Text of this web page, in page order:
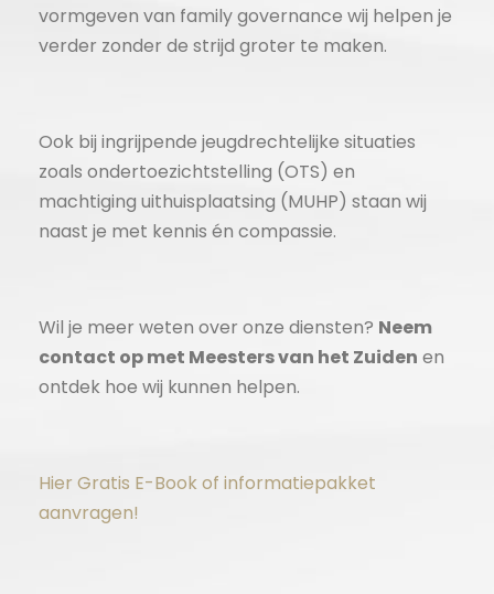
vormgeven van family governance wij helpen je
verder zonder de strijd groter te maken.
Ook bij ingrijpende jeugdrechtelijke situaties
zoals ondertoezichtstelling (OTS) en
machtiging uithuisplaatsing (MUHP) staan wij
naast je met kennis én compassie.
Wil je meer weten over onze diensten? Neem
contact op met Meesters van het Zuiden en
ontdek hoe wij kunnen helpen.
Hier Gratis E-Book of informatiepakket
aanvragen!